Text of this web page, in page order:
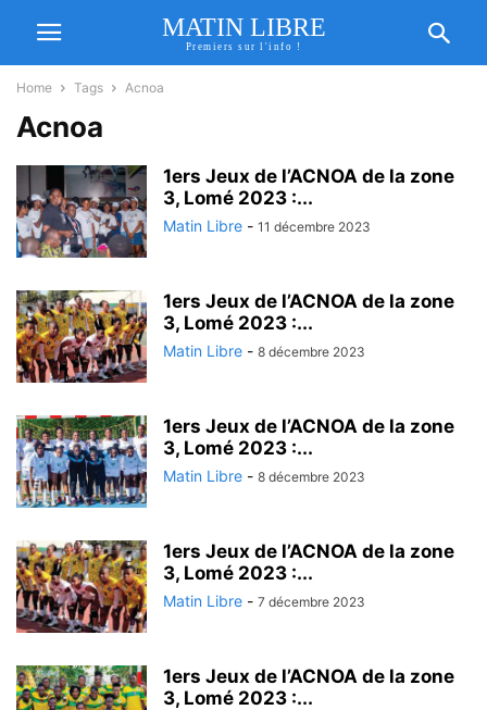
MATIN LIBRE
Premiers sur l'info !
Home Tags Acnoa
Acnoa
1ers Jeux de l’ACNOA de la zone
3, Lomé 2023 :...
Matin Libre - 11 décembre 2023
1ers Jeux de l’ACNOA de la zone
3, Lomé 2023 :...
Matin Libre - 8 décembre 2023
1ers Jeux de l’ACNOA de la zone
3, Lomé 2023 :...
Matin Libre - 8 décembre 2023
1ers Jeux de l’ACNOA de la zone
3, Lomé 2023 :...
Matin Libre - 7 décembre 2023
1ers Jeux de l’ACNOA de la zone
3, Lomé 2023 :...